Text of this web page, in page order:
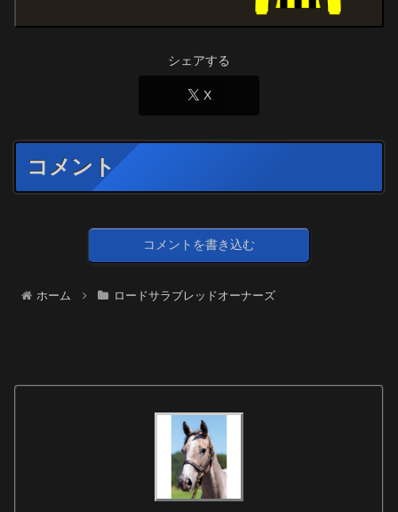
シェアする
X
コメント
コメントを書き込む
ホーム ロードサラブレッドオーナーズ